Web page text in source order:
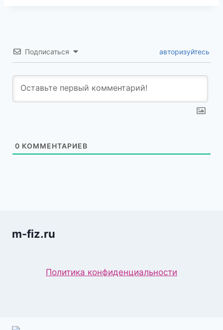
Подписаться авторизуйтесь
0 КОММЕНТАРИЕВ
m-fiz.ru
Политика конфиденциальности